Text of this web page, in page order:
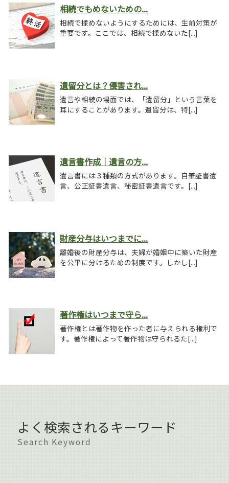
相続でもめないための...
相続で揉めないようにするためには、生前対策が
重要です。ここでは、相続で揉めないた[...]
遺留分とは？侵害され...
遺言や相続の場面では、「遺留分」という言葉を
耳にすることがあります。遺留分は、特[...]
遺言書作成｜遺言の方...
遺言書には３種類の方式があります。自筆証書遺
言、公正証書遺言、秘密証書遺言です。[...]
財産分与はいつまでに...
離婚後の財産分与は、夫婦が婚姻中に築いた財産
を公平に分けるための制度です。しかし[...]
著作権はいつまで守ら...
著作権とは著作物を作った者に与えられる権利で
す。著作権によって著作物は守られるた[...]
よく検索されるキーワード
Search Keyword